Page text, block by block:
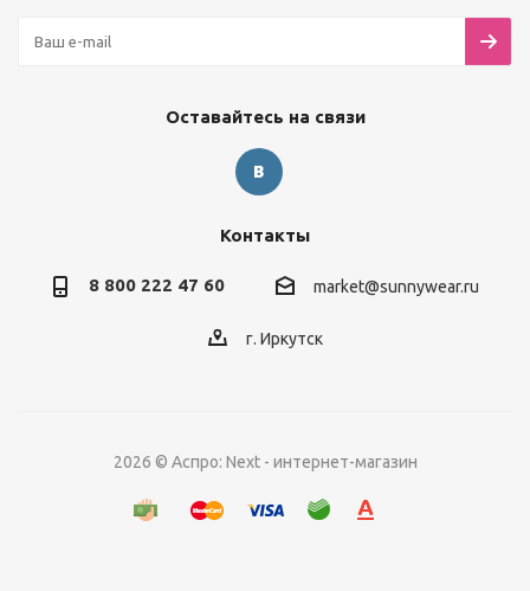
Оставайтесь на связи
Контакты
8 800 222 47 60 market@sunnywear.ru
г. Иркутск
2026 © Аспро: Next - интернет-магазин